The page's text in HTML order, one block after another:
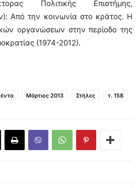
Πολιτικής Επιστήμης,
Από την κοινωνία στο κράτος. Η
οργανώσεων στην περίοδο της
(1974-2012).
Μάρτιος 2013 Στήλες τ. 158